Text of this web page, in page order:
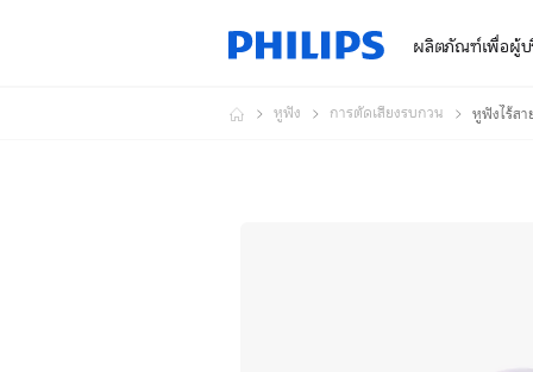
ผลิตภัณฑ์เพื่อผู้บ
หูฟัง การตัดเสียงรบกวน หูฟังไร้ส